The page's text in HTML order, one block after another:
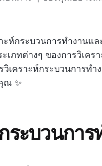
ะห์กระบวนการทำงานแ
เภทต่างๆ ของการวิเค
เคราะห์กระบวนการทำ
ณ ✨
ระบวนกา